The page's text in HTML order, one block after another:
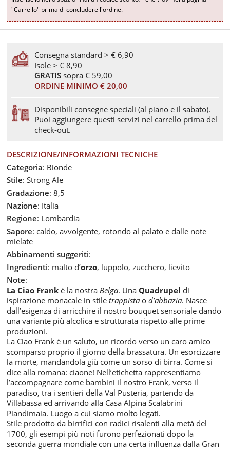
"Carrello" prima di concludere l'ordine.
Consegna standard > € 6,90
Isole > € 8,90
GRATIS sopra € 59,00
ORDINE MINIMO € 20,00
Disponibili consegne speciali (al piano e il sabato).
Puoi aggiungere questi servizi nel carrello prima del
check-out.
DESCRIZIONE/INFORMAZIONI TECNICHE
Categoria: Bionde
Stile: Strong Ale
Gradazione: 8,5
Nazione: Italia
Regione: Lombardia
Sapore: caldo, avvolgente, rotondo al palato e dalle note
mielate
Abbinamenti suggeriti:
Ingredienti: malto d’orzo, luppolo, zucchero, lievito
Note:
La Ciao Frank è la nostra Belga. UnaQuadrupel di
ispirazione monacale in stile trappista od’abbazia. Nasce
dall’esigenza di arricchire il nostro bouquet sensoriale dando
una variante più alcolica e strutturata rispetto alle prime
produzioni.
La Ciao Frank è un saluto, un ricordo verso un caro amico
scomparso proprio il giorno della brassatura. Un esorcizzare
la morte, mandandola giù come un sorso di birra. Come si
dice alla romana: ciaone! Nell’etichetta rappresentiamo
l’accompagnare come bambini il nostro Frank, verso il
paradiso, tra i sentieri della Val Pusteria, partendo da
Villabassa ed arrivando alla Casa Alpina Scalabrini
Piandimaia. Luogo a cui siamo molto legati.
Stile prodotto da birrifici con radici risalenti alla metà del
1700, gli esempi più noti furono perfezionati dopo la
seconda guerra mondiale con una certa influenza dalla Gran